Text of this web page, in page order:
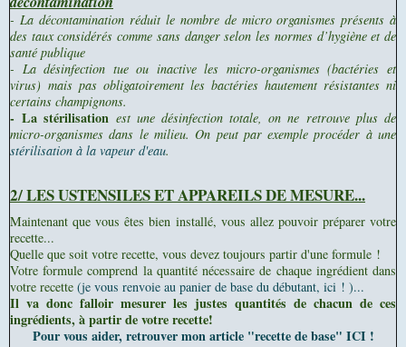
- La décontaminationréduit le nombre de micro organismes présents à
des taux considérés comme sans danger selon les normes d’hygiène et de
santé publique
- La désinfection tue ou inactive les micro-organismes (bactéries et
virus) mais pas obligatoirement les bactéries hautement résistantes ni
certains champignons.
-La stérilisation est une désinfection totale, on ne retrouve plus de
micro-organismes dans le milieu. On peut par exemple procéder à une
stérilisation à la vapeur d'eau.
2/ LES USTENSILES ET APPAREILS DE MESURE...
Maintenant que vous êtes bien installé, vous allez pouvoir préparer votre
recette...
Quelle que soit votre recette, vous devez toujours partir d'une formule !
Votre formule comprend la quantité nécessaire de chaque ingrédient dans
votre recette (je vous renvoie au panier de base du débutant, ici ! )...
Il va donc falloir mesurer les justes quantités de chacun de ces
ingrédients, à partir de votre recette!
Pour vous aider, retrouver mon article "recette de base" ICI !